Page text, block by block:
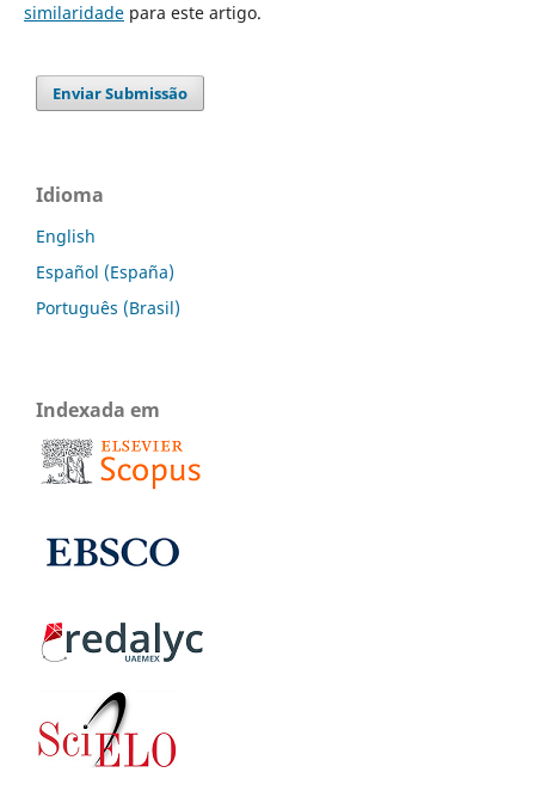
similaridadepara este artigo.
Enviar Submissão
Idioma
English
Español (España)
Português (Brasil)
Indexada em